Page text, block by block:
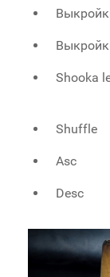
Shooka
Shuffle
Asc
Desc